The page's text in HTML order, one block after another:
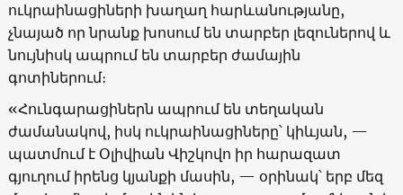
ուկրաինացիների խաղաղ հարևանությանը,
չնայած որ նրանք խոսում են տարբեր լեզուներով և
նույնիսկ ապրում են տարբեր ժամային
գոտիներում։
«Հունգարացիներն ապրում են տեղական
ժամանակով, իսկ ուկրաինացիները՝ կիևյան, —
պատմում է Օլիվիան Վիշկովո իր հարազատ
գյուղում իրենց կյանքի մասին, — օրինակ՝ երբ մեզ